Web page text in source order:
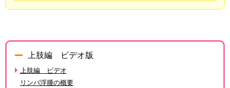
上肢編 ビデオ版
上肢編 ビデオ
リンパ浮腫の概要